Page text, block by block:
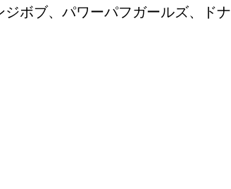
ボブ、パワーパフガールズ、ドナ